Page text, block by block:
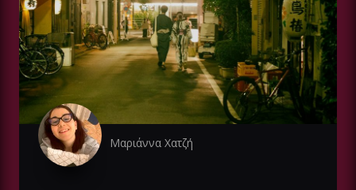
Μαριάννα Χατζή